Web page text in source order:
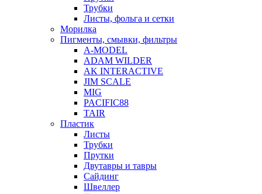
Трубки
Листы, фольга и сетки
Морилка
Пигменты, смывки, фильтры
A-MODEL
ADAM WILDER
AK INTERACTIVE
JIM SCALE
MIG
PACIFIC88
TAIR
Пластик
Листы
Трубки
Прутки
Двутавры и тавры
Сайдинг
Швеллер